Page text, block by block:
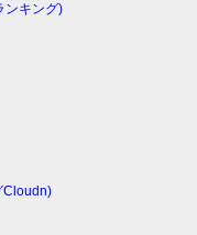
ンキング)
Cloudn)